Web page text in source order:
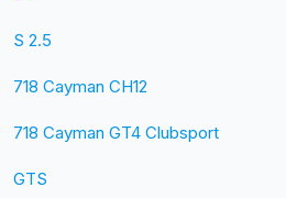
S 2.5
718 Cayman CH12
718 Cayman GT4 Clubsport
GTS